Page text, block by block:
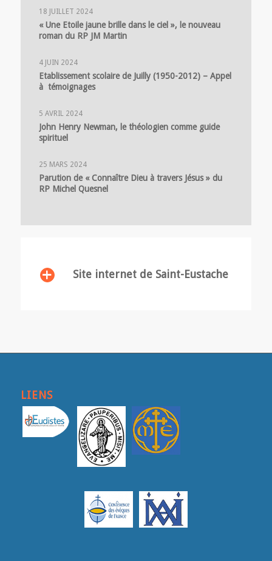
18 JUILLET 2024
« Une Etoile jaune brille dans le ciel », le nouveau
roman du RP JM Martin
4 JUIN 2024
Etablissement scolaire de Juilly (1950-2012) – Appel
à témoignages
5 AVRIL 2024
John Henry Newman, le théologien comme guide
spirituel
25 MARS 2024
Parution de « Connaître Dieu à travers Jésus » du
RP Michel Quesnel
Site internet de Saint-Eustache
LIENS